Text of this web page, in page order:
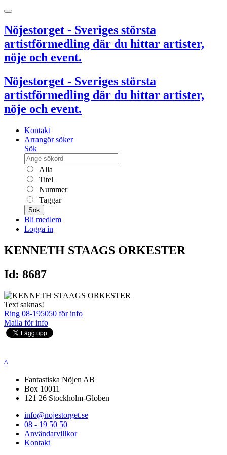
Nöjestorget - Sveriges största
artistförmedling där du hittar artister,
nöje och event.
Nöjestorget - Sveriges största
artistförmedling där du hittar artister,
nöje och event.
Kontakt
Arrangör söker
Sök
Alla
Titel
Nummer
Taggar
Sök
Bli medlem
Logga in
KENNETH STAAGS ORKESTER
Id: 8687
Text saknas!
Ring 08-195050 för info
Maila för info
^
Fantastiska Nöjen AB
Box 10011
121 26 Stockholm-Globen
info@nojestorget.se
08 - 19 50 50
Användarvillkor
Kontakt